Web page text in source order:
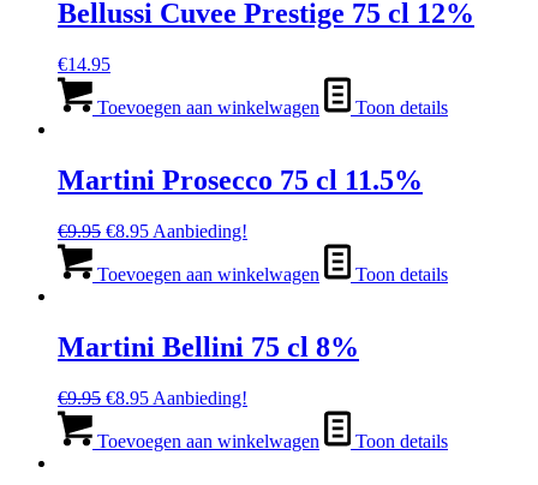
Bellussi Cuvee Prestige 75 cl 12%
€14.95
Toevoegen aan winkelwagen Toon details
Martini Prosecco 75 cl 11.5%
€9.95 Oorspronkelijke
was:
€8.95Huidige
is:
Aanbieding!
Toevoegen aan winkelwagen Toon details
Martini Bellini 75 cl 8%
€9.95 Oorspronkelijke
was:
€8.95Huidige
is:
Aanbieding!
Toevoegen aan winkelwagen Toon details